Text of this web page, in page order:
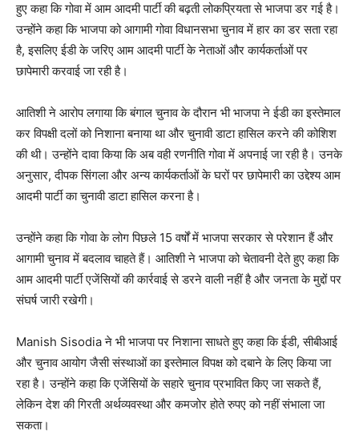
हुए कहा कि गोवा में आम आदमी पार्टी की बढ़ती लोकप्रियता से भाजपा डर गई है।
उन्होंने कहा कि भाजपा को आगामी गोवा विधानसभा चुनाव में हार का डर सता रहा
है, इसलिए ईडी के जरिए आम आदमी पार्टी के नेताओं और कार्यकर्ताओं पर
छापेमारी करवाई जा रही है।
आतिशी ने आरोप लगाया कि बंगाल चुनाव के दौरान भी भाजपा ने ईडी का इस्तेमाल
कर विपक्षी दलों को निशाना बनाया था और चुनावी डाटा हासिल करने की कोशिश
की थी। उन्होंने दावा किया कि अब वही रणनीति गोवा में अपनाई जा रही है। उनके
अनुसार, दीपक सिंगला और अन्य कार्यकर्ताओं के घरों पर छापेमारी का उद्देश्य आम
आदमी पार्टी का चुनावी डाटा हासिल करना है।
उन्होंने कहा कि गोवा के लोग पिछले 15 वर्षों में भाजपा सरकार से परेशान हैं और
आगामी चुनाव में बदलाव चाहते हैं। आतिशी ने भाजपा को चेतावनी देते हुए कहा कि
आम आदमी पार्टी एजेंसियों की कार्रवाई से डरने वाली नहीं है और जनता के मुद्दों पर
संघर्ष जारी रखेगी।
Manish Sisodiaने भी भाजपा पर निशाना साधते हुए कहा कि ईडी, सीबीआई
और चुनाव आयोग जैसी संस्थाओं का इस्तेमाल विपक्ष को दबाने के लिए किया जा
रहा है। उन्होंने कहा कि एजेंसियों के सहारे चुनाव प्रभावित किए जा सकते हैं,
लेकिन देश की गिरती अर्थव्यवस्था और कमजोर होते रुपए को नहीं संभाला जा
सकता।